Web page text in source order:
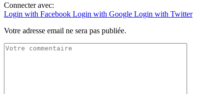
Connecter avec:
Login with Facebook Login with Google Login with Twitter
Votre adresse email ne sera pas publiée.